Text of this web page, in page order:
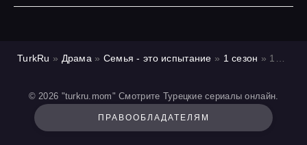
TurkRu » Драма » Семья - это испытание » 1 сезон » 14 серия
© 2026 "turkru.mom" Смотрите Турецкие сериалы онлайн.
ПРАВООБЛАДАТЕЛЯМ